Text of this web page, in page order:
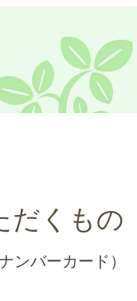
だくもの
ンバーカード）